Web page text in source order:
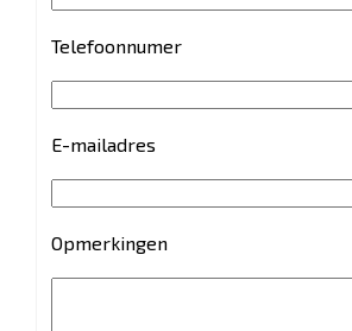
Telefoonnumer
E-mailadres
Opmerkingen